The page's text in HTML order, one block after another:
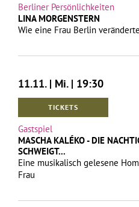
Berliner Persönlichkeiten
LINA MORGENSTERN
Wie eine Frau Berlin veränderte
11.11. | Mi. | 19:30
TICKETS
Gastspiel
MASCHA KALÉKO - DIE
SCHWEIGT...
Eine musikalisch gelesene
Frau